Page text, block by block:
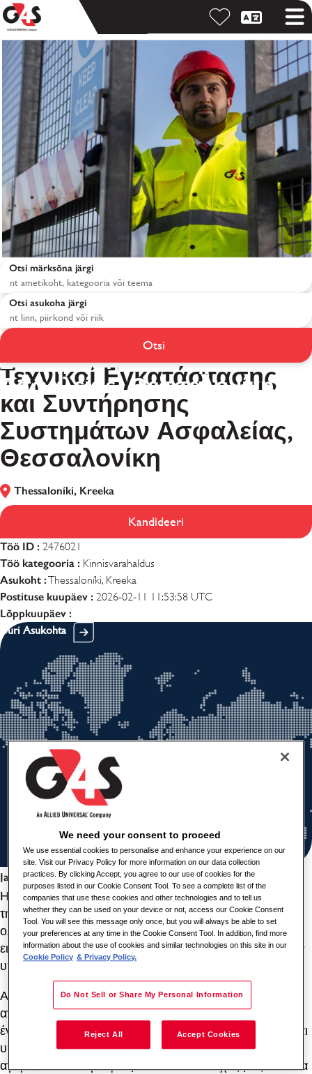
Τεχνικοί Εγκατάστασης και
Συντήρησης Συστημάτων
Ασφαλείας, Θεσσαλονίκη
Otsi märksõna järgi
Otsi asukoha järgi
Otsi
Τεχνικοί Εγκατάστασης
και Συντήρησης
Συστημάτων Ασφαλείας,
Θεσσαλονίκη
Thessaloníki, Kreeka
Kandideeri
Töö ID : 2476021
Töö kategooria : Kinnisvarahaldus
Asukoht :Thessaloníki, Kreeka
Postituse kuupäev : 2026-02-11 11:53:58 UTC
Lõppkuupäev :
Uuri Asukohta
Jaga seda töökohta
Η G4S Security Systems and Monitoring Services είναι μέλος
της Allied Universal ® - της κορυφαίας εταιρείας
ολοκληρωμένων συστημάτων ασφάλειας, που
ειδικεύεται στην παροχή ασφάλειας και άλλων σχετικών
υπηρεσιών σε μεγάλους πελάτες σε όλο τον κόσμο.
Απασχολούμε περισσότερους από μισό εκατομμύριο
ανθρώπους σε περισσότερες από 90 χώρες, είμαστε
ένας διεθνής προμηθευτής ολοκληρωμένων λύσεων και
υπηρεσιών ασφάλειας με κορυφαία τεχνολογία στην
αγορά, σε ένα ευρύ φάσμα πελατών. Στόχος μας είναι να
We need your consent to proceed
We use essential cookies to personalise and enhance your experience on our
site. Visit our Privacy Policy for more information on our data collection
practices. By clicking Accept, you agree to our use of cookies for the
purposes listed in our Cookie Consent Tool. To see a complete list of the
companies that use these cookies and other technologies and to tell us
whether they can be used on your device or not, access our Cookie Consent
Tool. You will see this message only once, but you will always be able to set
your preferences at any time in the Cookie Consent Tool. In addition, find more
information about the use of cookies and similar technologies on this site in our
Cookie Policy & Privacy Policy.
Do Not Sell or Share My Personal Information
Reject All Accept Cookies